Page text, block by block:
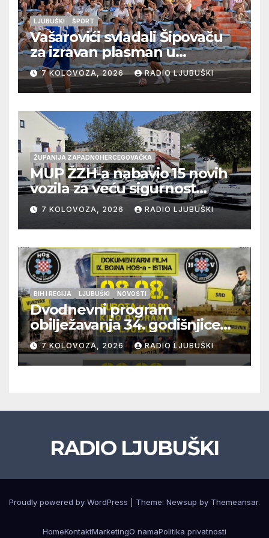
LJUBUŠKI ŠPORT
Vašarovići svladali Šipovaču
za izravan plasman u
četvrtfinale, Grab izborio
prolazak dalje, Klobuk ispao,
večeras počinje četvrtfinale
juniora
7 KOLOVOZA, 2026 RADIO LJUBUŠKI
ŽUPANIJA ZAPADNOHERCEGOVAČKA
MUP ŽZH-a nabavio 15 novih
vozila za veću sigurnost
građana i učinkovitiji rad
policije
7 KOLOVOZA, 2026 RADIO LJUBUŠKI
BIH I REGIJA LJUBUŠKI NOVOSTI
Dvodnevni program
obilježavanja 34. godišnjice
pogibije generala Blaža
Kraljevića i osmorice
pripadnika HOS-a
7 KOLOVOZA, 2026 RADIO LJUBUŠKI
RADIO LJUBUŠKI
Proudly powered by WordPress Theme: Newsup by Themeansar.
HomeKontaktMarketingO namaPolitika privatnosti